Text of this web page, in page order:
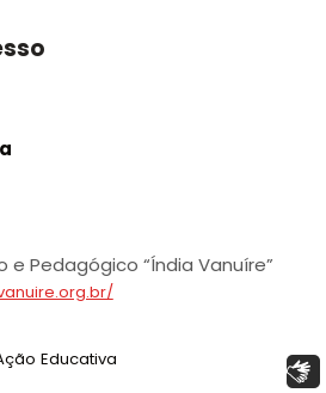
e Pedagógico “Índia Vanuíre”
: Educativa